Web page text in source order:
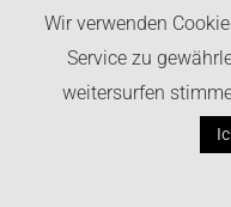
Wir verwenden
Service zu
weitersurfen